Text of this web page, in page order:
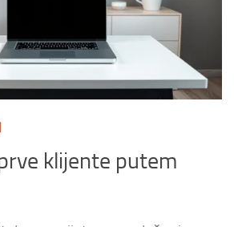
klijente putem